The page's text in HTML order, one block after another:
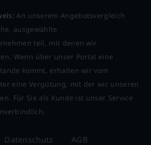
An unserem Angebotsvergleich
ausgewählte
teil, mit denen wir
Wenn über unser Portal eine
kommt, erhalten wir vom
eine Vergütung, mit der wir unseren
Für Sie als Kunde ist unser Service
Datenschutz AGB